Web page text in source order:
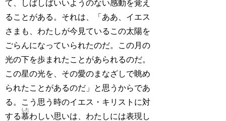
て、しばしばいいようのない感動を覚え
ることがある。それは、「ああ、イエス
さまも、わたしが今見ているこの太陽を
ごらんになっていられたのだ。この月の
光の下を歩まれたことがあられるのだ。
この星の光を、その愛のまなざしで眺め
られたことがあるのだ」と思うからであ
る。こう思う時のイエス・キリストに対
する慕
した
わしい思いは、わたしには表現し